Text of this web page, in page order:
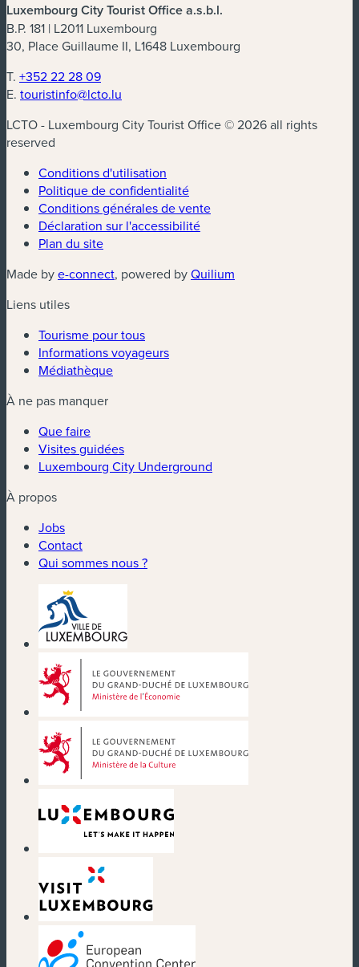
Luxembourg City Tourist Office a.s.b.l.
B.P. 181 | L2011 Luxembourg
30, Place Guillaume II, L1648 Luxembourg
T. +352 22 28 09
E. touristinfo@lcto.lu
LCTO - Luxembourg City Tourist Office © 2026 all rights
reserved
Conditions d'utilisation
Politique de confidentialité
Conditions générales de vente
Déclaration sur l'accessibilité
Plan du site
Made bye-connect(nouvelle fenêtre)
, powered byQuilium
Liens utiles
Tourisme pour tous
Informations voyageurs
Médiathèque
À ne pas manquer
Que faire
Visites guidées
Luxembourg City Underground
À propos
Jobs
Contact
Qui sommes nous ?